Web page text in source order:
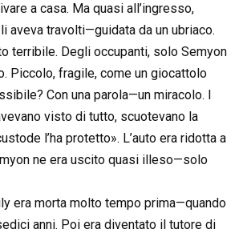
a casa. Ma quasi all’ingresso,
li aveva travolti—guidata da un ubriaco.
terribile. Degli occupanti, solo Semyon
Piccolo, fragile, come un giocattolo
Con una parola—un miracolo. I
visto di tutto, scuotevano la
l’ha protetto». L’auto era ridotta a
ne era uscito quasi illeso—solo
era morta molto tempo prima—quando
anni. Poi era diventato il tutore di